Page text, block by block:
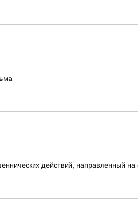
действий, направленный